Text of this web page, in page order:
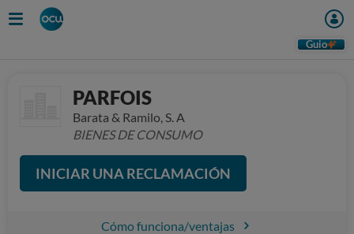
Guio
PARFOIS
Barata & Ramilo, S. A
BIENES DE CONSUMO
INICIAR UNA RECLAMACIÓN
Cómo funciona/ventajas